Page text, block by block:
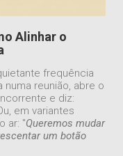
Alinhar o
frequência
reunião, abre o
e diz:
em variantes
ar: "Queremos mudar
um botão